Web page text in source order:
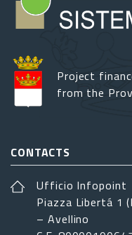
Project
from the
CONTACTS
Ufficio Infopoint
Piazza Libertá 1
– Avellino